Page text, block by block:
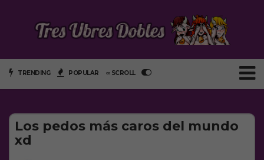
TRENDING POPULAR ∞ SCROLL
Los pedos más caros del mundo
xd